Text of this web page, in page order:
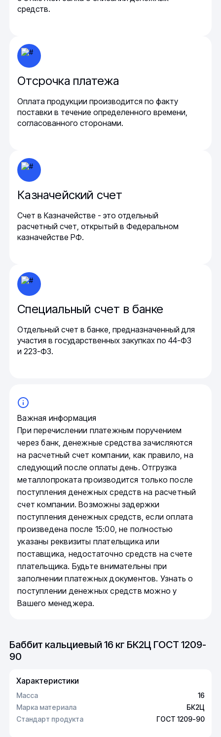
средств.
Отсрочка платежа
Оплата продукции производится по факту
поставки в течение определенного времени,
согласованного сторонами.
Казначейский счет
Счет в Казначействе - это отдельный
расчетный счет, открытый в Федеральном
казначействе РФ.
Специальный счет в банке
Отдельный счет в банке, предназначенный для
участия в государственных закупках по 44-ФЗ
и 223-ФЗ.
Важная информация
При перечислении платежным поручением
через банк, денежные средства зачисляются
на расчетный счет компании, как правило, на
следующий после оплаты день. Отгрузка
металлопроката производится только после
поступления денежных средств на расчетный
счет компании. Возможны задержки
поступления денежных средств, если оплата
произведена после 15:00, не полностью
указаны реквизиты плательщика или
поставщика, недостаточно средств на счете
плательщика. Будьте внимательны при
заполнении платежных документов. Узнать о
поступлении денежных средств можно у
Вашего менеджера.
Баббит кальциевый 16 кг БК2Ц ГОСТ 1209-
90
Характеристики
Масса
16
Марка материала
БК2Ц
Стандарт продукта
ГОСТ 1209-90